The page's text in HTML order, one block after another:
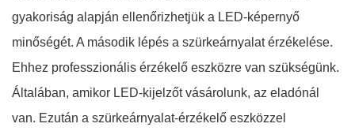
gyakoriság alapján ellenőrizhetjük a LED-képernyő
minőségét. A második lépés a szürkeárnyalat érzékelése.
Ehhez professzionális érzékelő eszközre van szükségünk.
Általában, amikor LED-kijelzőt vásárolunk, az eladónál
van. Ezután a szürkeárnyalat-érzékelő eszközzel